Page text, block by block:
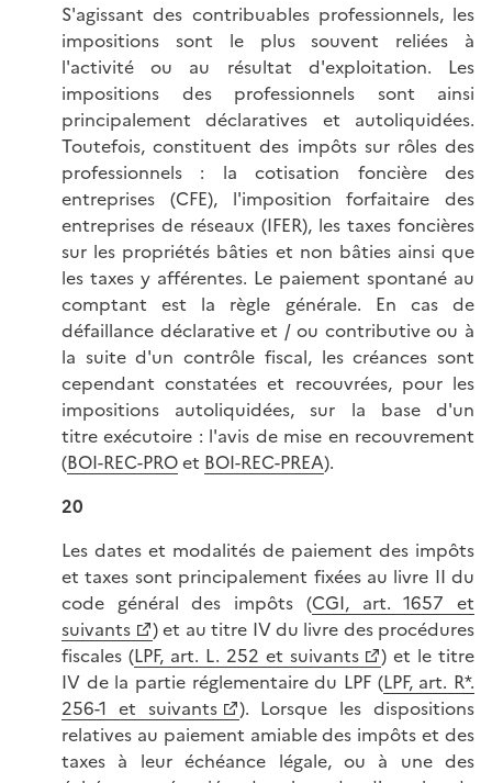
S'agissant des contribuables professionnels, les
impositions sont le plus souvent reliées à
l'activité ou au résultat d'exploitation. Les
impositions des professionnels sont ainsi
principalement déclaratives et autoliquidées.
Toutefois, constituent des impôts sur rôles des
professionnels : la cotisation foncière des
entreprises (CFE), l'imposition forfaitaire des
entreprises de réseaux (IFER), les taxes foncières
sur les propriétés bâties et non bâties ainsi que
les taxes y afférentes. Le paiement spontané au
comptant est la règle générale. En cas de
défaillance déclarative et / ou contributive ou à
la suite d'un contrôle fiscal, les créances sont
cependant constatées et recouvrées, pour les
impositions autoliquidées, sur la base d'un
titre exécutoire : l'avis de mise en recouvrement
(BOI-REC-PROet BOI-REC-PREA).
20
Les dates et modalités de paiement des impôts
et taxes sont principalement fixées au livre II du
code général des impôts (CGI, art. 1657 et
suivants
) et au titre IV du livre des procédures
fiscales (LPF, art. L. 252 et suivants
) et le titre
IV de la partie réglementaire du LPF (LPF, art. R*.
256-1 et suivants
). Lorsque les dispositions
relatives au paiement amiable des impôts et des
taxes à leur échéance légale, ou à une des